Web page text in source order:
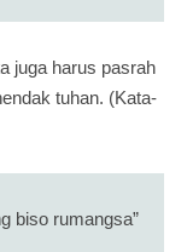
juga harus pasrah
tuhan. (Kata-
biso rumangsa”